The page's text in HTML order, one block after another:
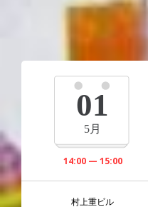
01
5月
14:00 — 15:00
村上重ビル